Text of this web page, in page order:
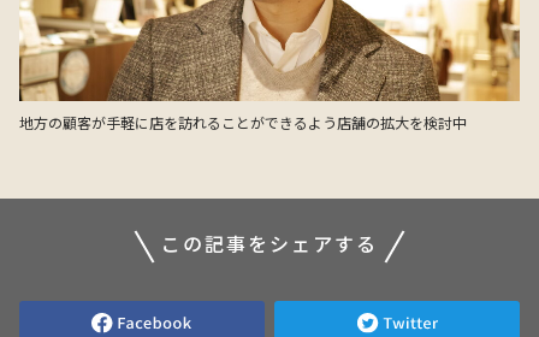
地方の顧客が手軽に店を訪れることができるよう店舗の拡大を検討中
この記事をシェアする